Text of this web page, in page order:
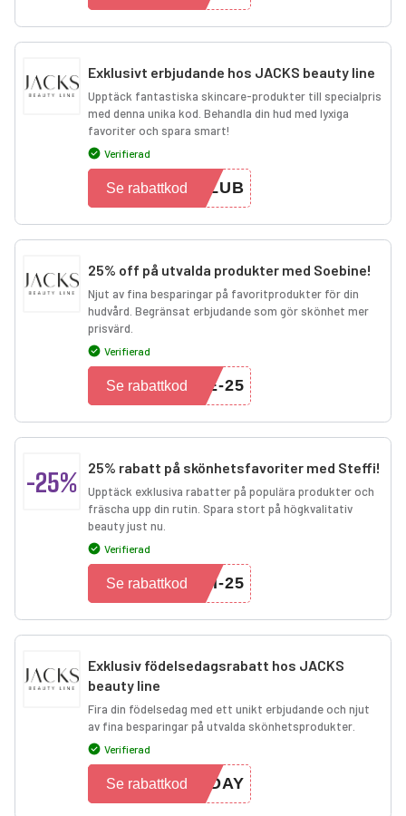
Exklusivt erbjudande hos JACKS beauty line
Upptäck fantastiska skincare-produkter till specialpris
med denna unika kod. Behandla din hud med lyxiga
favoriter och spara smart!
Verifierad
CLUB
Se rabattkod
25% off på utvalda produkter med Soebine!
Njut av fina besparingar på favoritprodukter för din
hudvård. Begränsat erbjudande som gör skönhet mer
prisvärd.
Verifierad
E-25
Se rabattkod
-25% 25% rabatt på skönhetsfavoriter med Steffi!
Upptäck exklusiva rabatter på populära produkter och
fräscha upp din rutin. Spara stort på högkvalitativ
beauty just nu.
Verifierad
I-25
Se rabattkod
Exklusiv födelsedagsrabatt hos JACKS
beauty line
Fira din födelsedag med ett unikt erbjudande och njut
av fina besparingar på utvalda skönhetsprodukter.
Verifierad
HDAY
Se rabattkod